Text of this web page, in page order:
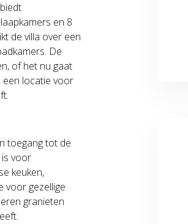
en 8
de villa over een
De
of het nu gaat
een locatie voor
toegang tot de
voor
keuken,
voor gezellige
granieten